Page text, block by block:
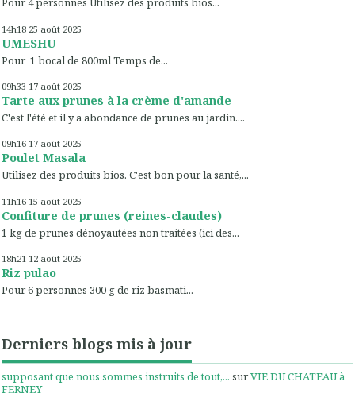
14h18 25 août 2025
UMESHU
Pour 1 bocal de 800ml Temps de...
09h33 17 août 2025
Tarte aux prunes à la crème d'amande
C'est l'été et il y a abondance de prunes au jardin....
09h16 17 août 2025
Poulet Masala
Utilisez des produits bios. C'est bon pour la santé,...
11h16 15 août 2025
Confiture de prunes (reines-claudes)
1 kg de prunes dénoyautées non traitées (ici des...
18h21 12 août 2025
Riz pulao
Pour 6 personnes 300 g de riz basmati...
Derniers blogs mis à jour
supposant que nous sommes instruits de tout,... surVIE DU CHATEAU à
FERNEY